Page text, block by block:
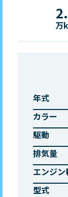
万
年式
カラー
駆動
排気量
エンジン
型式